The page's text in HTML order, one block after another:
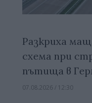
Разкриха
схема при
пътища в
07.08.2026 / 12:30